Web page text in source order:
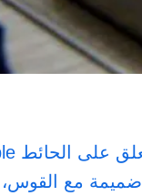
ضميمة مع القوس،